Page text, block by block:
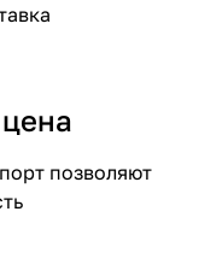
позволяют